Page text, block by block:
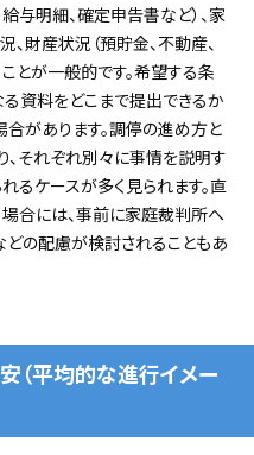
与明細、確定申告書など）、家
財産状況（預貯金、不動産、
とが一般的です。希望する条
資料をどこまで提出できるか
があります。調停の進め方と
、それぞれ別々に事情を説明す
るケースが多く見られます。直
合には、事前に家庭裁判所へ
どの配慮が検討されることもあ
（平均的な進行イメー